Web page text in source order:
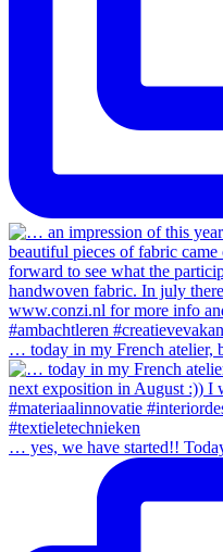
… today in my French atelier,
… yes, we have started!!